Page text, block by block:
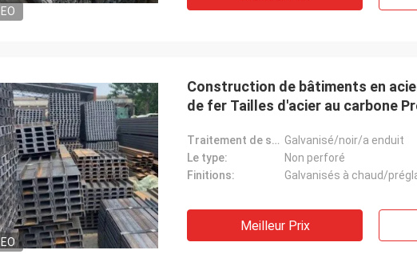
Construction de bâtiments en
de fer Tailles d'acier au carbone
Traitement de surface: Galvanisé/noir/a enduit
Le type:
Non perforé
Finitions:
Galvanisés à chaud/
Meilleur Prix